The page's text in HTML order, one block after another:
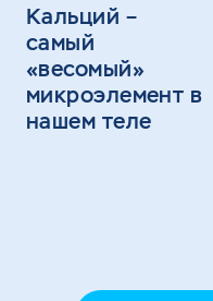
Кальций –
самый
«весомый»
микроэлемент в
нашем теле